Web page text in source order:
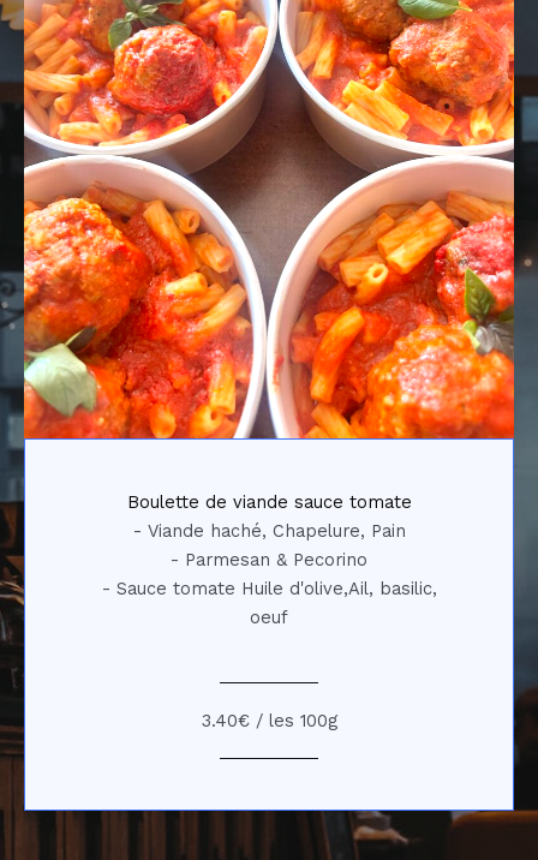
Boulette de viande sauce tomate
- Viande haché, Chapelure, Pain
- Parmesan & Pecorino
- Sauce tomate Huile d'olive,Ail, basilic,
oeuf
3.40€ / les 100g